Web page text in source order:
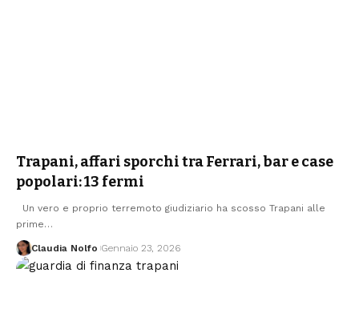
Trapani, affari sporchi tra Ferrari, bar e case
popolari: 13 fermi
Un vero e proprio terremoto giudiziario ha scosso Trapani alle
prime…
Claudia Nolfo Gennaio 23, 2026